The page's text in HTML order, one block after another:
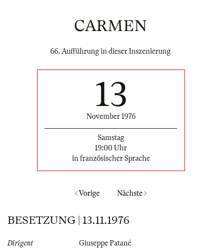
CARMEN
66. Aufführung in dieser Inszenierung
13
November 1976
Samstag
19:00 Uhr
in französischer Sprache
Vorige Nächste
BESETZUNG | 13.11.1976
Dirigent
Giuseppe Patané